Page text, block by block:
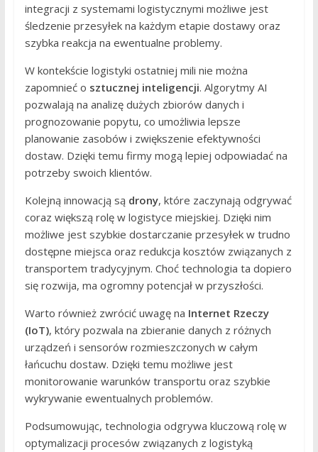
integracji z systemami logistycznymi możliwe jest
śledzenie przesyłek na każdym etapie dostawy oraz
szybka reakcja na ewentualne problemy.
W kontekście logistyki ostatniej mili nie można
zapomnieć o sztucznej inteligencji. Algorytmy AI
pozwalają na analizę dużych zbiorów danych i
prognozowanie popytu, co umożliwia lepsze
planowanie zasobów i zwiększenie efektywności
dostaw. Dzięki temu firmy mogą lepiej odpowiadać na
potrzeby swoich klientów.
Kolejną innowacją są drony, które zaczynają odgrywać
coraz większą rolę w logistyce miejskiej. Dzięki nim
możliwe jest szybkie dostarczanie przesyłek w trudno
dostępne miejsca oraz redukcja kosztów związanych z
transportem tradycyjnym. Choć technologia ta dopiero
się rozwija, ma ogromny potencjał w przyszłości.
Warto również zwrócić uwagę na Internet Rzeczy
(IoT), który pozwala na zbieranie danych z różnych
urządzeń i sensorów rozmieszczonych w całym
łańcuchu dostaw. Dzięki temu możliwe jest
monitorowanie warunków transportu oraz szybkie
wykrywanie ewentualnych problemów.
Podsumowując, technologia odgrywa kluczową rolę w
optymalizacji procesów związanych z logistyką